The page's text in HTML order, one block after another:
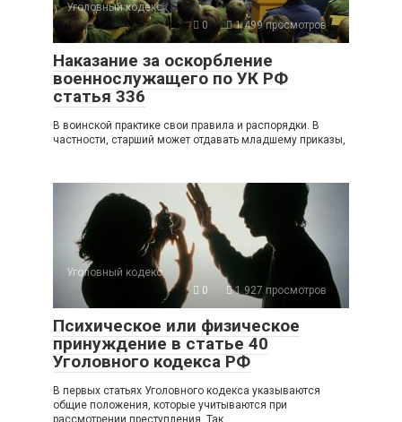
Уголовный кодекс
0
1 499 просмотров
Наказание за оскорбление
военнослужащего по УК РФ
статья 336
В воинской практике свои правила и распорядки. В
частности, старший может отдавать младшему приказы,
Уголовный кодекс
0
1 927 просмотров
Психическое или физическое
принуждение в статье 40
Уголовного кодекса РФ
В первых статьях Уголовного кодекса указываются
общие положения, которые учитываются при
рассмотрении преступления. Так,